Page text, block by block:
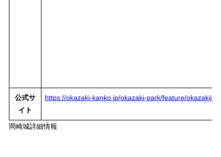
公式サ
イト
https://okazaki-kanko.jp/okazaki-park/feature/okazakijo/
岡崎城詳細情報